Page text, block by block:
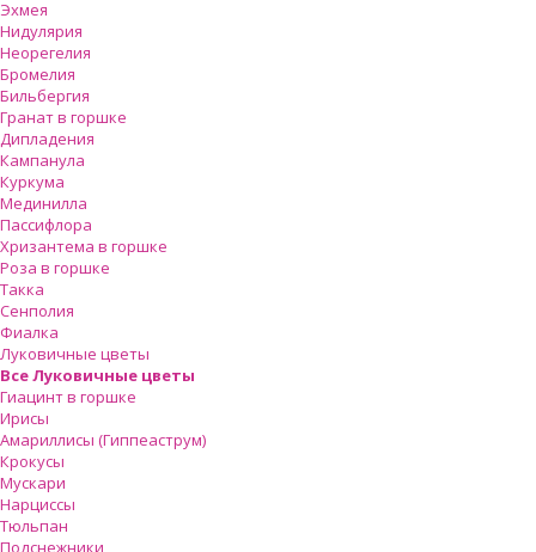
Эхмея
Нидулярия
Неорегелия
Бромелия
Бильбергия
Гранат в горшке
Дипладения
Кампанула
Куркума
Мединилла
Пассифлора
Хризантема в горшке
Роза в горшке
Такка
Сенполия
Фиалка
Луковичные цветы
Все Луковичные цветы
Гиацинт в горшке
Ирисы
Амариллисы (Гиппеаструм)
Крокусы
Мускари
Нарциссы
Тюльпан
Подснежники